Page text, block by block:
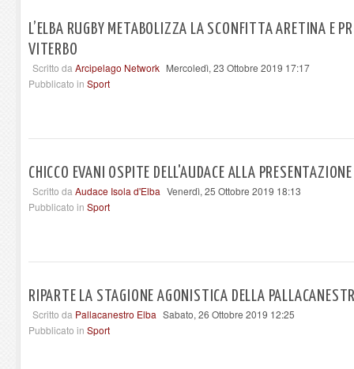
L’ELBA RUGBY METABOLIZZA LA SCONFITTA ARETINA E
VITERBO
Scritto da Arcipelago Network Mercoledì, 23 Ottobre 2019 17:17
Pubblicato in Sport
CHICCO EVANI OSPITE DELL'AUDACE ALLA
Scritto da Audace Isola d'Elba Venerdì, 25 Ottobre 2019 18:13
Pubblicato in Sport
RIPARTE LA STAGIONE AGONISTICA DELLA
Scritto da Pallacanestro Elba Sabato, 26 Ottobre 2019 12:25
Pubblicato in Sport